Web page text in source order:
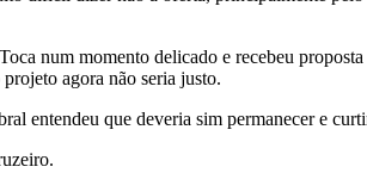
num momento delicado e recebeu proposta
agora não seria justo.
entendeu que deveria sim permanecer e